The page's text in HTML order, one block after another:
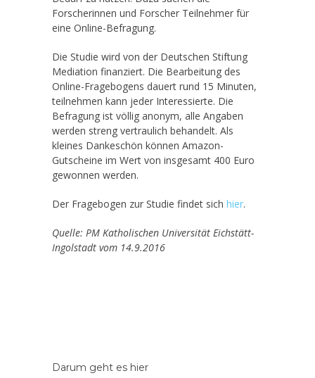
Forscherinnen und Forscher Teilnehmer für
eine Online-Befragung.
Die Studie wird von der Deutschen Stiftung
Mediation finanziert. Die Bearbeitung des
Online-Fragebogens dauert rund 15 Minuten,
teilnehmen kann jeder Interessierte. Die
Befragung ist völlig anonym, alle Angaben
werden streng vertraulich behandelt. Als
kleines Dankeschön können Amazon-
Gutscheine im Wert von insgesamt 400 Euro
gewonnen werden.
Der Fragebogen zur Studie findet sich hier.
Quelle: PM Katholischen Universität Eichstätt-
Ingolstadt vom 14.9.2016
Darum geht es hier